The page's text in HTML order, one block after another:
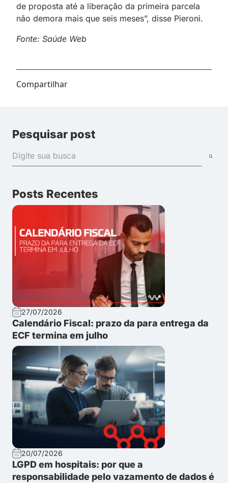
de proposta até a liberação da primeira parcela
não demora mais que seis meses”, disse Pieroni.
Fonte: Saúde Web
Compartilhar
Pesquisar post
Posts Recentes
27/07/2026
Calendário Fiscal: prazo da para entrega da
ECF termina em julho
20/07/2026
LGPD em hospitais: por que a
responsabilidade pelo vazamento de dados é